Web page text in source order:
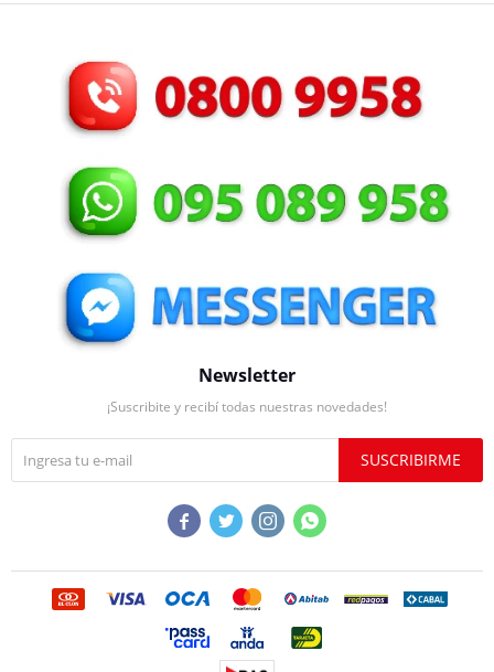
Newsletter
¡Suscribite y recibí todas nuestras novedades!
SUSCRIBIRME
   